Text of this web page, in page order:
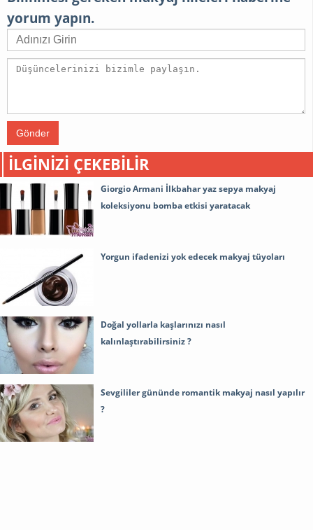
yorum yapın.
Gönder
İLGINIZI ÇEKEBILIR
Giorgio Armani İlkbahar yaz sepya makyaj
koleksiyonu bomba etkisi yaratacak
Yorgun ifadenizi yok edecek makyaj tüyoları
Doğal yollarla kaşlarınızı nasıl
kalınlaştırabilirsiniz ?
Sevgililer gününde romantik makyaj nasıl yapılır
?